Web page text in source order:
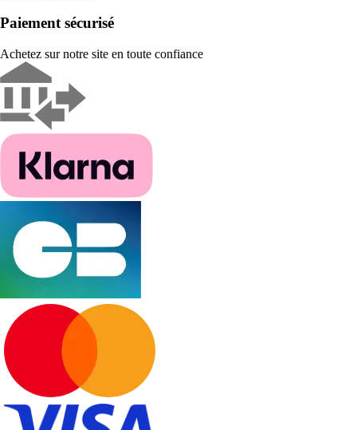
Paiement sécurisé
Achetez sur notre site en toute confiance